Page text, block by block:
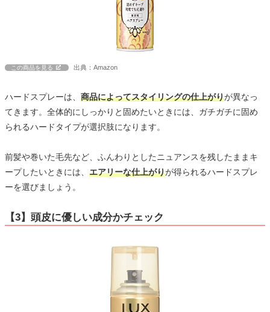
この商品を見る 出典：Amazon
ハードスプレーは、 商品によってスタイリングの仕上がりが異なっ
てきます。全体的にしっかりと固めたいときには、ガチガチに固め
られるハードタイプが選択肢になります。
前髪や巻いた毛先など、ふんわりとしたニュアンスを残したままキ
ープしたいときには、 エアリーな仕上がりが得られるハードスプレ
ーを選びましょう。
【3】頭皮に優しい成分かチェック